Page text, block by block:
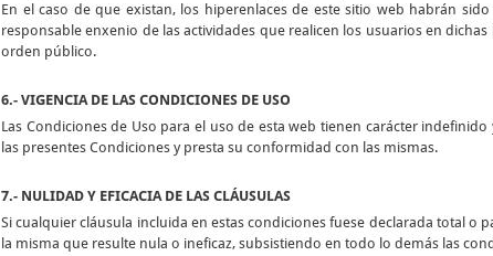
En el caso de que existan, los hiperenlaces de este sitio web habrán
responsable enxenio de las actividades que realicen los usuarios en
orden público.
6.- VIGENCIA DE LAS CONDICIONES DE USO
Las Condiciones de Uso para el uso de esta web tienen carácter
las presentes Condiciones y presta su conformidad con las mismas.
7.- NULIDAD Y EFICACIA DE LAS CLÁUSULAS
Si cualquier cláusula incluida en estas condiciones fuese declarada total
la misma que resulte nula o ineficaz, subsistiendo en todo lo demás las